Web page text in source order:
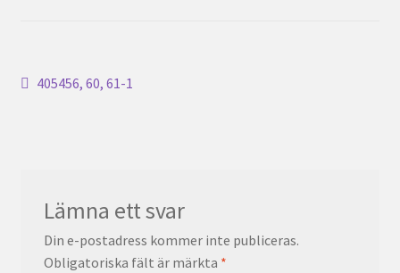
Inläggsnavigering
Föregående
405456, 60, 61-1
Lämna ett svar
Din e-postadress kommer inte publiceras.
Obligatoriska fält är märkta *